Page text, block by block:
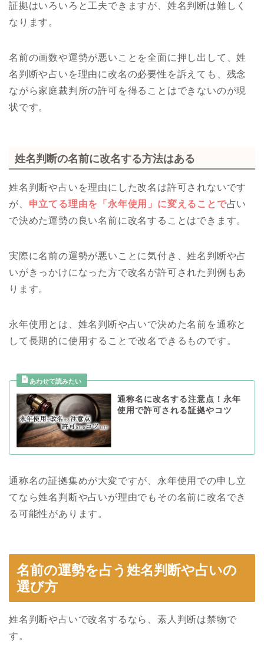
証拠はいろいろと工夫できますが、姓名判断は難しく
なります。
名前の画数や運勢が悪いことを全面に押し出して、姓
名判断や占いを理由に改名の必要性を訴えても、残念
ながら家庭裁判所の許可を得ることはできないのが現
状です。
姓名判断の名前に改名する方法はある
姓名判断や占いを理由にした改名は許可されないです
が、 申立てる理由を「永年使用」に変えることで占い
で決めた運勢の良い名前に改名することはできます。
実際に名前の運勢が悪いことに気付き、姓名判断や占
いがきっかけになった方で改名が許可された判例もあ
ります。
永年使用とは、姓名判断や占いで決めた名前を通称と
して長期的に使用することで改名できるものです。
通称名に改名する注意点！永年
使用で許可される証拠やコツ
通称名の証拠集めが大変ですが、永年使用での申し立
てなら姓名判断や占いが理由でもその名前に改名でき
る可能性があります。
名前の運勢を占う姓名判断や占いの
選び方
姓名判断や占いで改名するなら、素人判断は禁物で
す。